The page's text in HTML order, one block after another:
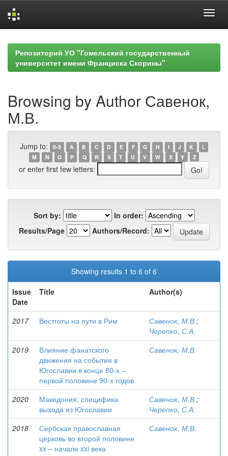
navigationРепозиторий УО "Гомельский государственный
университет имени Франциска Скорины"
Browsing by Author Савенок,
М.В.
Jump to: 0-9 A B C D E F G H I J K
L
M
N O P Q R S T U V W X Y Z
or enter first few letters:
Sort by:
In order:
Results/Page
Authors/Record:
Showing results 1 to 6 of 6
Issue
Date
Title Author(s)
2017 Вестготы на пути в Рим Савенок, М.В.;
Черепко, С.А.
2019
Влияние фанатского
движения на события в
Югославии в конце 80-х –
первой половине 90-х годов
Савенок, М.В.
2020
Македония: специфика
выхода из Югославии
Савенок, М.В.;
Черепко, С.А.
2018
Сербская православная
церковь во второй половине
xx – начале xxi века
Савенок, М.В.